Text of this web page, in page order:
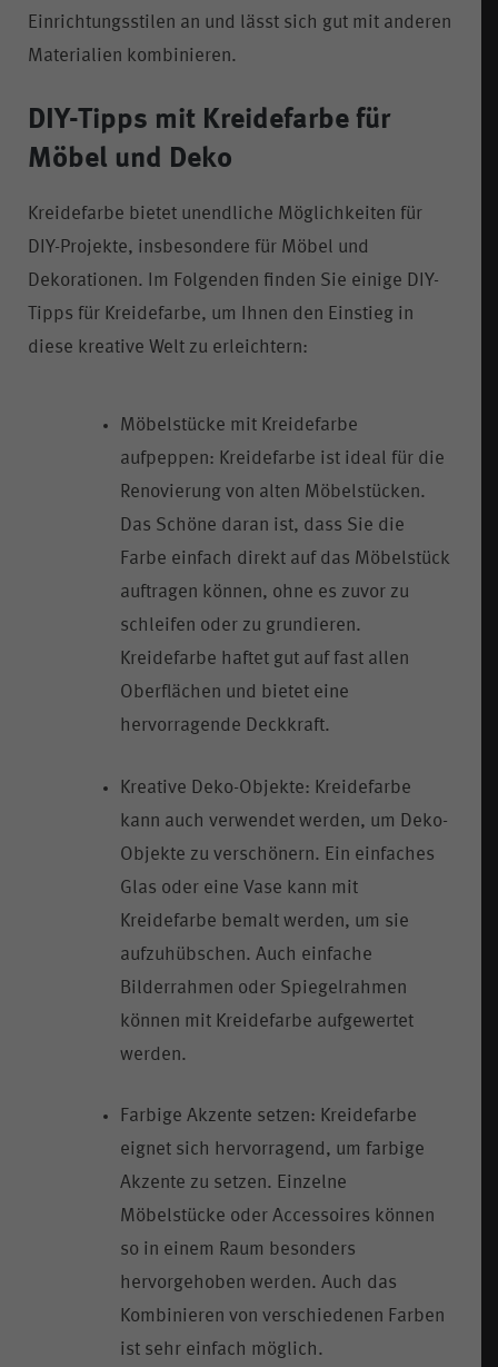
Einrichtungsstilen an und lässt sich gut mit anderen
Materialien kombinieren.
DIY-Tipps mit Kreidefarbe für
Möbel und Deko
Kreidefarbe bietet unendliche Möglichkeiten für
DIY-Projekte, insbesondere für Möbel und
Dekorationen. Im Folgenden finden Sie einige DIY-
Tipps für Kreidefarbe, um Ihnen den Einstieg in
diese kreative Welt zu erleichtern:
Möbelstücke mit Kreidefarbe
aufpeppen: Kreidefarbe ist ideal für die
Renovierung von alten Möbelstücken.
Das Schöne daran ist, dass Sie die
Farbe einfach direkt auf das Möbelstück
auftragen können, ohne es zuvor zu
schleifen oder zu grundieren.
Kreidefarbe haftet gut auf fast allen
Oberflächen und bietet eine
hervorragende Deckkraft.
Kreative Deko-Objekte: Kreidefarbe
kann auch verwendet werden, um Deko-
Objekte zu verschönern. Ein einfaches
Glas oder eine Vase kann mit
Kreidefarbe bemalt werden, um sie
aufzuhübschen. Auch einfache
Bilderrahmen oder Spiegelrahmen
können mit Kreidefarbe aufgewertet
werden.
Farbige Akzente setzen: Kreidefarbe
eignet sich hervorragend, um farbige
Akzente zu setzen. Einzelne
Möbelstücke oder Accessoires können
so in einem Raum besonders
hervorgehoben werden. Auch das
Kombinieren von verschiedenen Farben
ist sehr einfach möglich.